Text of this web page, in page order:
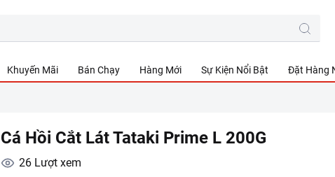
Khuyến Mãi Bán Chạy Hàng Mới Sự Kiện Nổi Bật Đặt Hàng
Cá Hồi Cắt Lát Tataki Prime L 200G
26 Lượt xem